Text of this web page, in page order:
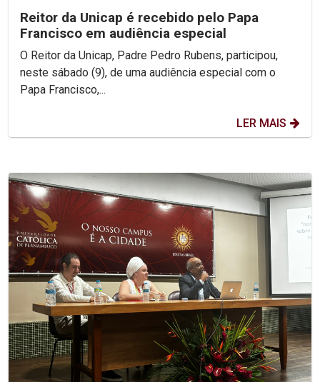
Reitor da Unicap é recebido pelo Papa
Francisco em audiência especial
O Reitor da Unicap, Padre Pedro Rubens, participou,
neste sábado (9), de uma audiência especial com o
Papa Francisco,...
LER MAIS